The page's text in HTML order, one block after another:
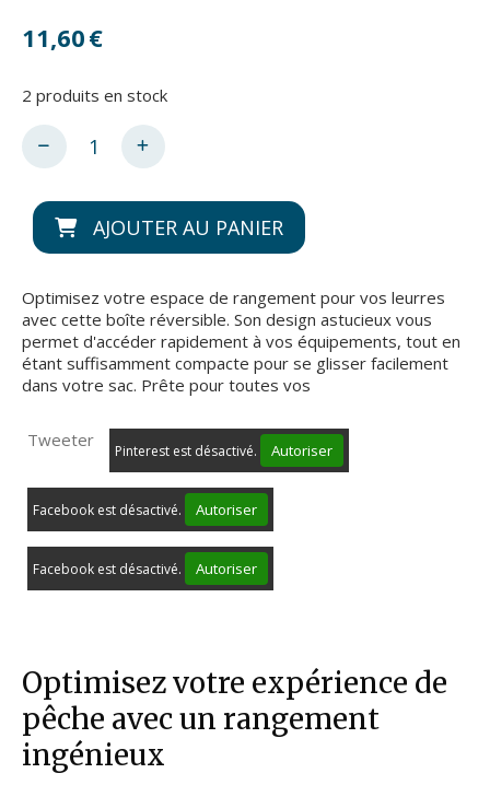
11,60€
2 produits en stock
AJOUTER AU PANIER
Optimisez votre espace de rangement pour vos leurres
avec cette boîte réversible. Son design astucieux vous
permet d'accéder rapidement à vos équipements, tout en
étant suffisamment compacte pour se glisser facilement
dans votre sac. Prête pour toutes vos
Tweeter
Pinterest est désactivé. Autoriser
Facebook est désactivé. Autoriser
Facebook est désactivé. Autoriser
Optimisez votre expérience de
pêche avec un rangement
ingénieux